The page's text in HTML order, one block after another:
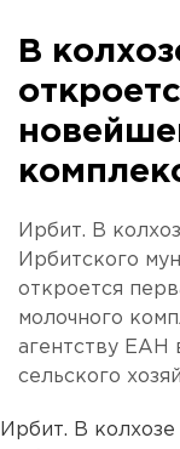
В
Ирбит. В
Ирбитского
откроется
молочного
агентству ЕАН
сельского
Ирбит. В